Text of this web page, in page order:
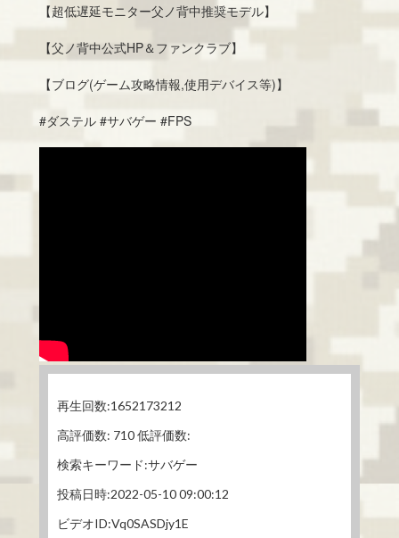
【超低遅延モニター父ノ背中推奨モデル】
【父ノ背中公式HP＆ファンクラブ】
【ブログ(ゲーム攻略情報,使用デバイス等)】
#ダステル #サバゲー #FPS
再生回数:1652173212
高評価数: 710 低評価数:
検索キーワード:サバゲー
投稿日時:2022-05-10 09:00:12
ビデオID:Vq0SASDjy1E